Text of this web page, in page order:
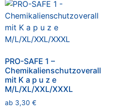
PRO-SAFE 1 –
Chemikalienschutzoverall
mit K a p u z e
M/L/XL/XXL/XXXL
ab 3,30 €